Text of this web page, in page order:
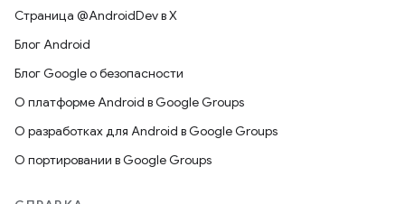
Страница @AndroidDev в X
Блог Android
Блог Google о безопасности
О платформе Android в Google Groups
О разработках для Android в Google Groups
О портировании в Google Groups